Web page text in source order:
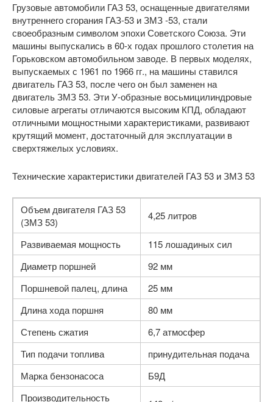
Грузовые автомобили ГАЗ 53, оснащенные двигателями
внутреннего сгорания ГАЗ-53 и ЗМЗ -53, стали
своеобразным символом эпохи Советского Союза. Эти
машины выпускались в 60-х годах прошлого столетия на
Горьковском автомобильном заводе. В первых моделях,
выпускаемых с 1961 по 1966 гг., на машины ставился
двигатель ГАЗ 53, после чего он был заменен на
двигатель ЗМЗ 53. Эти У-образные восьмицилиндровые
силовые агрегаты отличаются высоким КПД, обладают
отличными мощностными характеристиками, развивают
крутящий момент, достаточный для эксплуатации в
сверхтяжелых условиях.
Технические характеристики двигателей ГАЗ 53 и ЗМЗ 53
Объем двигателя ГАЗ 53
(ЗМЗ 53)
4,25 литров
Развиваемая мощность
115 лошадиных сил
Диаметр поршней
92 мм
Поршневой палец, длина
25 мм
Длина хода поршня
80 мм
Степень сжатия
6,7 атмосфер
Тип подачи топлива
принудительная подача
Марка бензонасоса
Б9Д
Производительность